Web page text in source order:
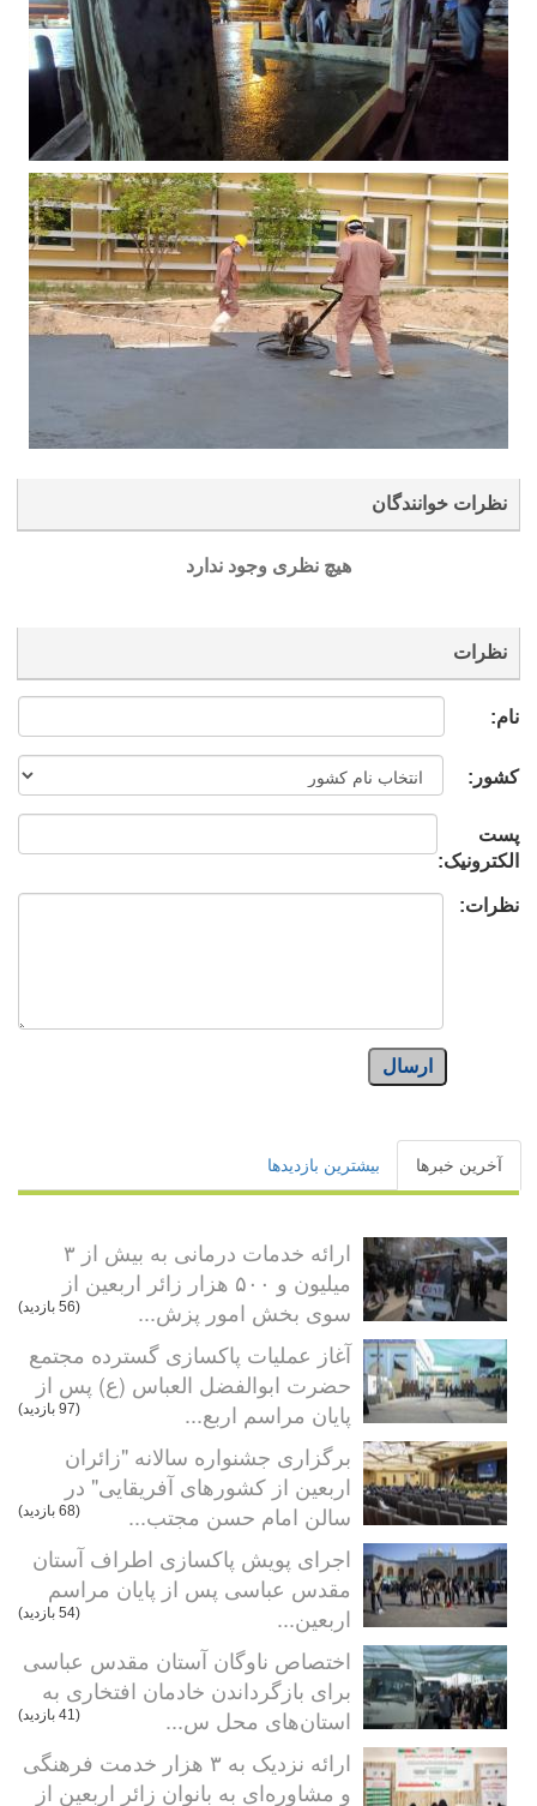
نظرات خوانندگان
هیچ نظری وجود ندارد
نظرات
نام:
کشور:
پست
الکترونیک:
نظرات:
ارسال
آخرین خبرها بیشترین بازدیدها
ارائه خدمات درمانی به بیش از ۳
میلیون و ۵۰۰ هزار زائر اربعین از
سوی بخش امور پزش...
(56 بازدید)
آغاز عملیات پاکسازی گسترده مجتمع
حضرت ابوالفضل العباس (ع) پس از
پایان مراسم اربع...
(97 بازدید)
برگزاری جشنواره سالانه "زائران
اربعین از کشورهای آفریقایی" در
سالن امام حسن مجتب...
(68 بازدید)
اجرای پویش پاکسازی اطراف آستان
مقدس عباسی پس از پایان مراسم
اربعین...
(54 بازدید)
اختصاص ناوگان آستان مقدس عباسی
برای بازگرداندن خادمان افتخاری به
استان‌های محل س...
(41 بازدید)
ارائه نزدیک به ۳ هزار خدمت فرهنگی
و مشاوره‌ای به بانوان زائر اربعین از